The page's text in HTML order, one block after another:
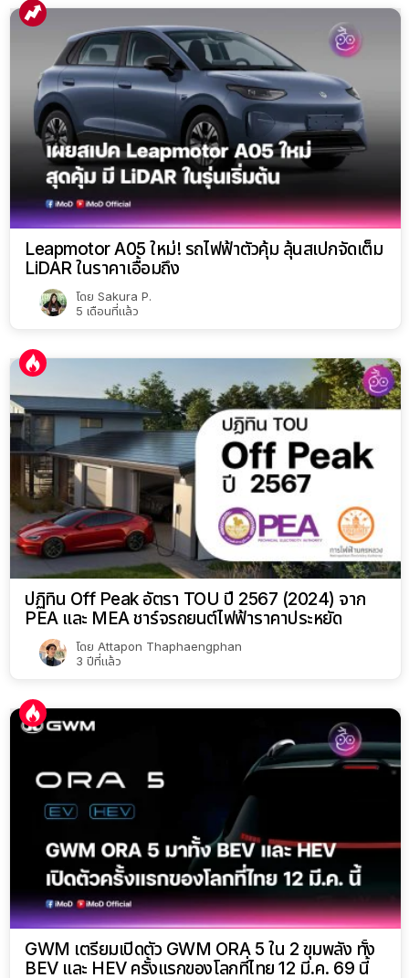
Leapmotor A05 ใหม่! รถไฟฟ้าตัวคุ้ม ลุ้นสเปกจัดเต็ม
LiDAR ในราคาเอื้อมถึง
โดย Sakura P.
5 เดือนที่แล้ว
ปฏิทิน Off Peak อัตรา TOU ปี 2567 (2024) จาก
PEA และ MEA ชาร์จรถยนต์ไฟฟ้าราคาประหยัด
โดย Attapon Thaphaengphan
3 ปีที่แล้ว
GWM เตรียมเปิดตัว GWM ORA 5 ใน 2 ขุมพลัง ทั้ง
BEV และ HEV ครั้งแรกของโลกที่ไทย 12 มี.ค. 69 นี้